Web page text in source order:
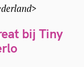
bij Tiny